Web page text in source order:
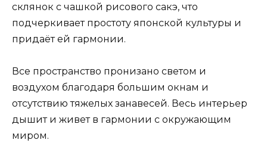
склянок с чашкой рисового сакэ, что
подчеркивает простоту японской культуры и
придаёт ей гармонии.
Все пространство пронизано светом и
воздухом благодаря большим окнам и
отсутствию тяжелых занавесей. Весь интерьер
дышит и живет в гармонии с окружающим
миром.